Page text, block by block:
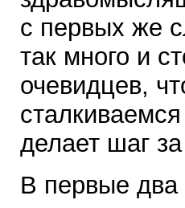
с первых же
так много и
очевидцев,
делает шаг
В первые два